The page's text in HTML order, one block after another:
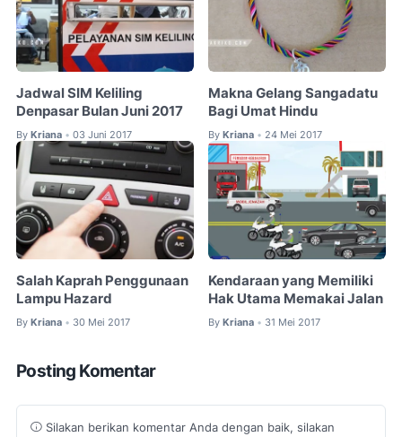
Jadwal SIM Keliling
Denpasar Bulan Juni 2017
By Kriana • 03 Juni 2017
Makna Gelang Sangadatu
Bagi Umat Hindu
By Kriana • 24 Mei 2017
Salah Kaprah Penggunaan
Lampu Hazard
By Kriana • 30 Mei 2017
Kendaraan yang Memiliki
Hak Utama Memakai Jalan
By Kriana • 31 Mei 2017
Posting Komentar
Silakan berikan komentar Anda dengan baik, silakan